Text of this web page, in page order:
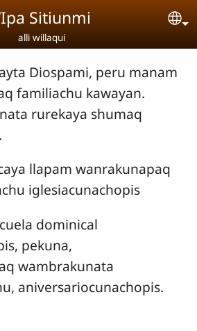
principal
Sitiunmi
alli willaqui
Diospami, peru manam
familiachu kawayan.
rurekaya shumaq
llapam wanrakunapaq
iglesiacunachopis
dominical
pekuna,
wambrakunata
aniversariocunachopis.